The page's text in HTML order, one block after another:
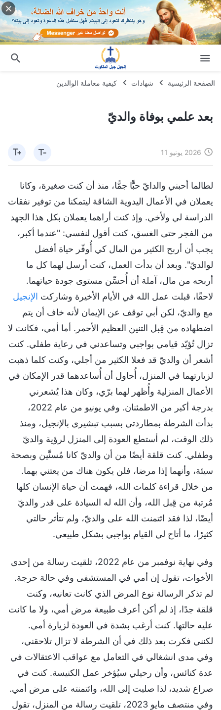
الصفحة الرئيسية شهادات كيفية معاملة الوالدين
بعد علمي بوفاة والديّ
2026 يونيو 11
لطالما أحبني والدايّ حبًّا جمًّا، منذ أن كنت صغيرة، وكانا
يعملان في الأعمال اليدوية الشاقة ليتمكنا من توفير نفقات
الدراسة لي ولأخي. وإذ كنت أراهما يعملان بكل هذا الجهد
من الفجر حتى الغسق، كنت أقول لنفسي: "عندما أكبر،
يجب أن أربح الكثير من المال كي أُوفّر حياة أفضل
لوالديّ". وبعد أن بدأت العمل، كنت أرسل لهما كل ما
أربحه من مال، آملة أن أُحسِّن مستوى جودة حياتهما.
لاحقًا، قبلت عمل الله في الأيام الأخيرة وشاركت الإنجيل
مع والديّ، لكن أبي توقف عن الإيمان لأنه خاف أن يتم
اضطهاده من قِبل التنين العظيم الأحمر. أما أمي، فكانت لا
تزال تُؤيّد قيامي بواجبي وتساعدني في رعاية طفلي. كنت
أشعر أن والديّ قد فعلا الكثير من أجلي، وكنت كلما ذهبت
لزيارتهما في المنزل، أُحاول أن أُساعدهما قدر الإمكان في
الأعمال المنزلية وأُظهر لهما برّي، وكان هذا يُشعرني
بدرجة أكبر من الاطمئنان. وفي يونيو من عام 2022،
بدأت الشرطة بمطاردتي بسبب تبشيري بالإنجيل، ومنذ
ذلك الوقت، لم أستطع العودة إلى المنزل لرؤية والديّ
وطفلي. كنت قلقة أيضًا من أن والديّ كانا مُسنَّين وبصحة
سيئة، وأنهما إذا مرضا، فلن يكون هناك من يعتني بهما.
من خلال قراءة كلمات الله، فهمت أن حياة الإنسان كلها
مُرتبة من قِبل الله، وأن الله له السيادة على قدر والديّ
أيضًا، لذا فقد ائتمنت الله على والديّ، ولم تتأثر حالتي
كثيرًا، ما أتاح لي القيام بواجبي بشكل طبيعي.
وفي نهاية نوفمبر من عام 2022، تلقيت رسالة من إحدى
الأخوات، تقول إن أمي في المستشفى وفي حالة حرجة.
لم تذكر الرسالة نوع المرض الذي كانت تعانيه، وكنت
قلقة جدًا، إذ لم أكن أعرف طبيعة مرض أمي، ولا ما كانت
عليه حالتها. كنت أرغب بشدة في العودة لزيارة أمي.
لكنني فكرت بعد ذلك في أن الشرطة لا تزال تلاحقني،
وفي مدى انشغالي في التعامل مع عواقب الاعتقالات في
عدة كنائس، وأن رحيلي سيُؤخر عمل الكنيسة. كنت في
صراع شديد، لذا صليت إلى الله، وائتمنته على مرض أمي.
وفي منتصف مايو 2023، تلقيت رسالة من المنزل، تقول